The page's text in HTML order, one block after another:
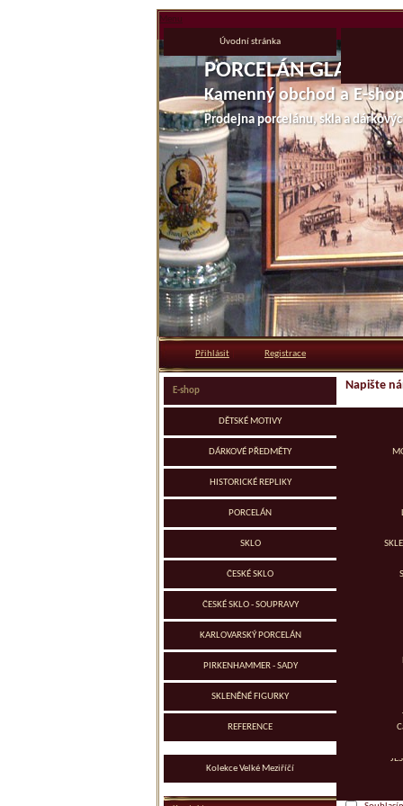
Menu
Úvodní stránka
PORCELÁN GLASS •
Kamenný obchod a E-
Prodejna porcelánu, skla a
123456789
Porcelán • sklo • dárkové předměty
Přihlásit Registrace
Napište
E-shop
DĚTSKÉ MOTIVY
DÁRKOVÉ PŘEDMĚTY
HISTORICKÉ REPLIKY
PORCELÁN
KRAJ
SKLO
ČESKÉ SKLO
ČESKÉ SKLO - SOUPRAVY
KARLOVARSKÝ PORCELÁN
PIRKENHAMMER - SADY
SKLENĚNÉ FIGURKY
REFERENCE
Kolekce Velké Meziříčí